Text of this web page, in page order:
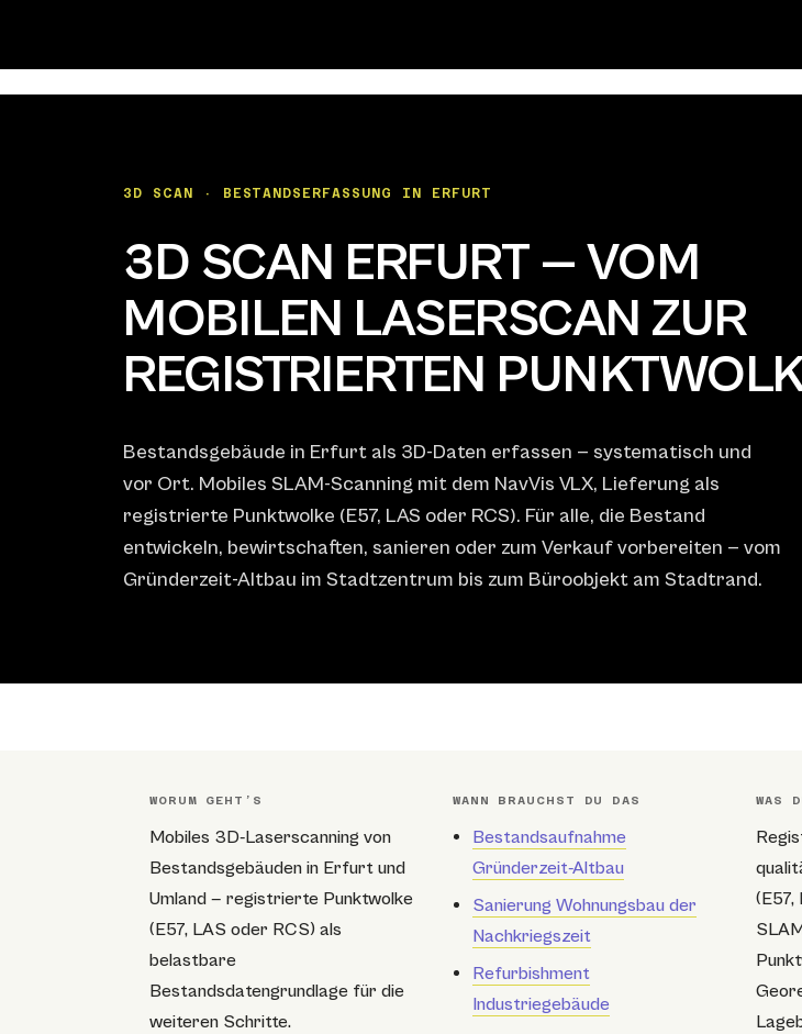
3D SCAN · BESTANDSERFASSUNG IN ERFURT
3D SCAN ERFURT — VOM
MOBILEN LASERSCAN ZUR
REGISTRIERTEN
Bestandsgebäude in Erfurt als 3D-Daten erfassen — systematisch und
vor Ort. Mobiles SLAM-Scanning mit dem NavVis VLX, Lieferung als
registrierte Punktwolke (E57, LAS oder RCS). Für alle, die Bestand
entwickeln, bewirtschaften, sanieren oder zum Verkauf vorbereiten — vom
Gründerzeit-Altbau im Stadtzentrum bis zum Büroobjekt am Stadtrand.
WORUM GEHT’S
Mobiles 3D-Laserscanning von
Bestandsgebäuden in Erfurt und
Umland — registrierte Punktwolke
(E57, LAS oder RCS) als
belastbare
Bestandsdatengrundlage für die
weiteren Schritte.
WANN BRAUCHST DU DAS
Bestandsaufnahme
Gründerzeit-Altbau
Sanierung Wohnungsbau der
Nachkriegszeit
Refurbishment
Industriegebäude
WAS
(E57,